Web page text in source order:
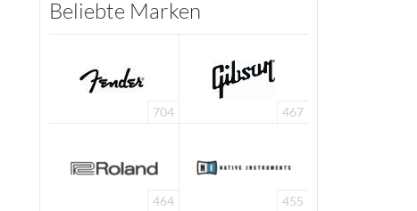
Beliebte Marken
704 467
464 455